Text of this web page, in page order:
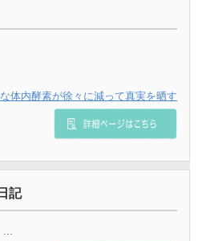
体内酵素が徐々に減って真実を晒す
記